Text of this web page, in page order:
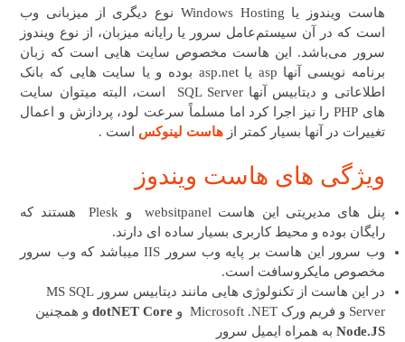
هاست ویندوز یا Windows Hosting نوع دیگری از میزبانی وب
است که در آن سیستم‌عامل سرور یا رایانه میزبان، از نوع ویندوز
سرور می‌باشد. این هاست مخصوص سایت هایی است که زبان
برنامه نویسی آنها asp یا asp.net بوده و یا سایت هایی که بانک
اطلاعاتی و دیتابیس آنها SQL Server است، البته میتوان سایت
های PHP را نیز اجرا کرد اما مسلماً سرعت لود، پردازش و اعمال
تغییرات در آنها بسیار کمتر ازهاست لینوکس است .
ویژگی های هاست ویندوز
پنل های مدیریتی این هاست websitpanel و Plesk هستند که
رایگان بوده و محیط کاربری بسیار ساده ای دارند.
وب سرور این هاست بر پایه وب سرور IIS میباشد که وب سرور
مخصوص مایکروسافت است.
در این هاست از تکنولوژی هایی مانند دیتابیس سرور MS SQL
Server و فریم ورک Microsoft .NET و
dotNET Core و همچنین
Node.JS به همراه ایمیل سرور